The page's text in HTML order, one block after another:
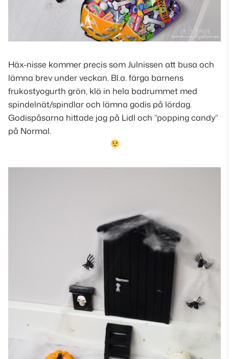
Häx-nisse kommer precis som Julnissen att busa och
lämna brev under veckan. Bl.a. färga barnens
frukostyogurth grön, klä in hela badrummet med
spindelnät/spindlar och lämna godis på lördag.
Godispåsarna hittade jag på Lidl och ”popping candy”
på Normal.